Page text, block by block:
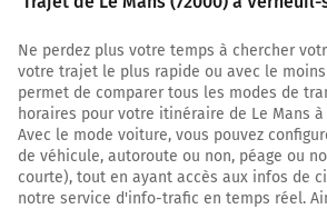
Caen
Rouen
Saint-Saturnin
Beaumont-sur-Sarthe
Sillé-le-Guillaume
Prendre un ticket (Péage Le
Ne perdez plus votre temps à chercher
votre trajet le plus rapide ou avec le moins
permet de comparer tous les modes de
horaires pour votre itinéraire de Le Mans
Avec le mode voiture, vous pouvez
de véhicule, autoroute ou non, péage ou
courte), tout en ayant accès aux infos de
notre service d'info-trafic en temps réel.